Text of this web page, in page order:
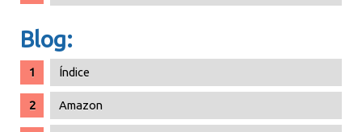
Blog:
Índice
Amazon